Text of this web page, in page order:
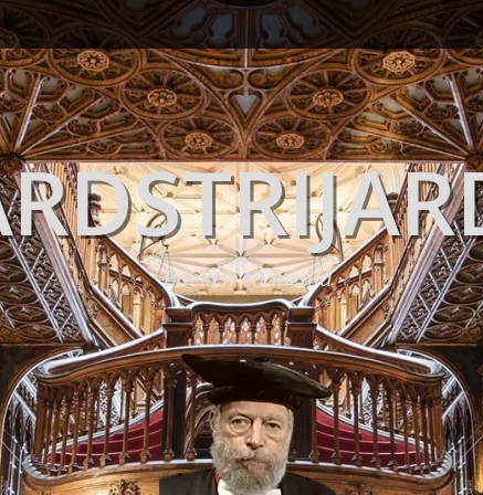
Boeken en media